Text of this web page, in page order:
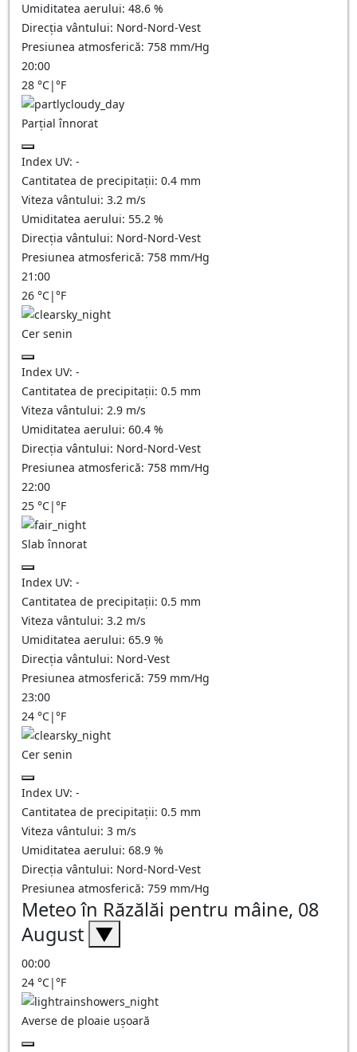
Umiditatea aerului: 48.6 %
Direcția vântului: Nord-Nord-Vest
Presiunea atmosferică: 758 mm/Hg
20:00
28 °C|°F
Parțial înnorat
Index UV: -
Cantitatea de precipitații: 0.4 mm
Viteza vântului: 3.2 m/s
Umiditatea aerului: 55.2 %
Direcția vântului: Nord-Nord-Vest
Presiunea atmosferică: 758 mm/Hg
21:00
26 °C|°F
Cer senin
Index UV: -
Cantitatea de precipitații: 0.5 mm
Viteza vântului: 2.9 m/s
Umiditatea aerului: 60.4 %
Direcția vântului: Nord-Nord-Vest
Presiunea atmosferică: 758 mm/Hg
22:00
25 °C|°F
Slab înnorat
Index UV: -
Cantitatea de precipitații: 0.5 mm
Viteza vântului: 3.2 m/s
Umiditatea aerului: 65.9 %
Direcția vântului: Nord-Vest
Presiunea atmosferică: 759 mm/Hg
23:00
24 °C|°F
Cer senin
Index UV: -
Cantitatea de precipitații: 0.5 mm
Viteza vântului: 3 m/s
Umiditatea aerului: 68.9 %
Direcția vântului: Nord-Nord-Vest
Presiunea atmosferică: 759 mm/Hg
Meteo în Răzălăi pentru mâine, 08
August ▼
00:00
24 °C|°F
Averse de ploaie ușoară